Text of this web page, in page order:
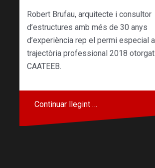
Robert Brufau, arquitecte i consultor
d’estructures amb més de 30 anys
d’experiència rep el permi especial
trajectòria professional 2018
CAATEEB.
Continuar llegint …